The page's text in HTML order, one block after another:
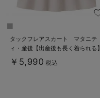
タックフレアスカート マタニテ
ィ・産後【出産後も長く着られる】
￥5,990 税込